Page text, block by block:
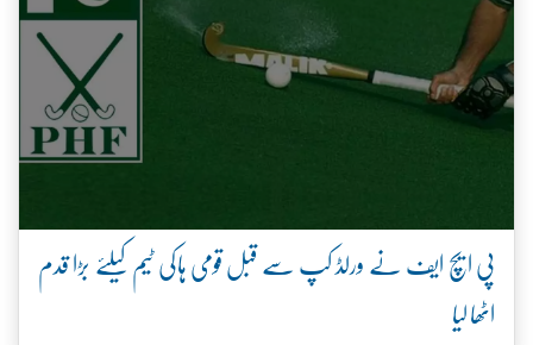
پی ایچ ایف نے ورلڈ کپ سے قبل قومی ہاکی ٹیم کیلئے بڑا قدم
اٹھا لیا